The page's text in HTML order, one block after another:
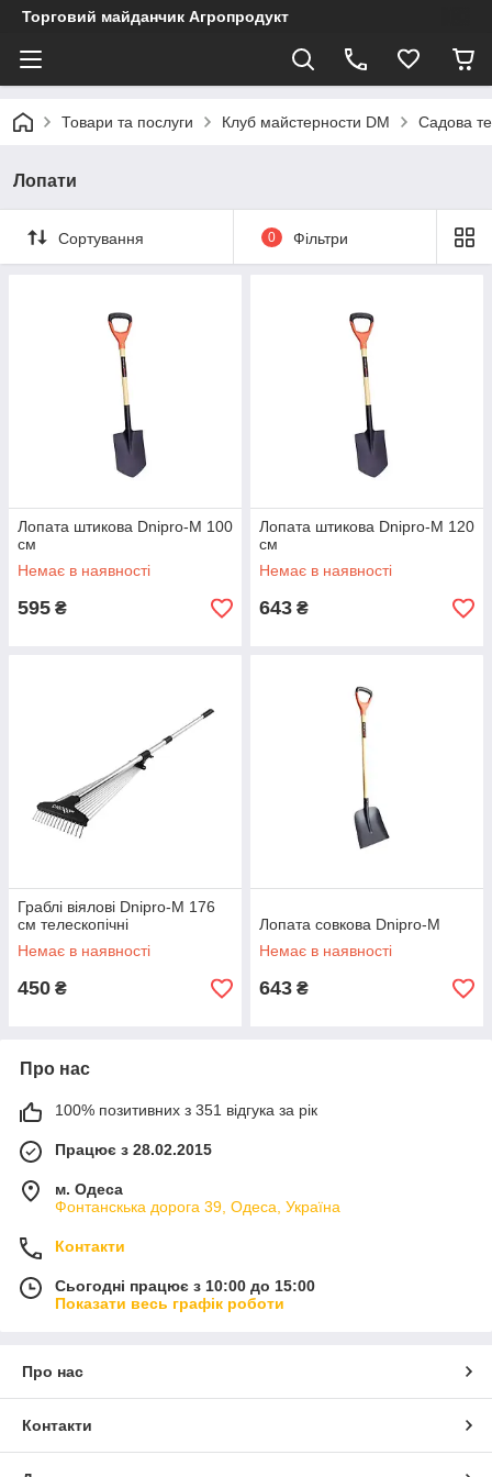
Торговий майданчик Агропродукт
Товари та послуги Клуб майстерности DM Садова
Лопати
Сортування 0 Фільтри
Лопата штикова Dnipro-M 100
см
Немає в наявності
595 ₴
Лопата штикова Dnipro-M 120
см
Немає в наявності
643 ₴
Граблі віялові Dnipro-M 176
см телескопічні
Немає в наявності
450 ₴
Лопата совкова Dnipro-M
Немає в наявності
643 ₴
Про нас
100% позитивних з 351 відгука за рік
Працює з 28.02.2015
м. Одеса
Фонтанскька дорога 39, Одеса, Україна
Контакти
Сьогодні працює з 10:00 до 15:00
Показати весь графік роботи
Про нас
Контакти